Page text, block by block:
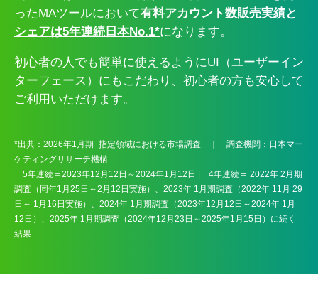
ったMAツールにおいて有料アカウント数販売実績と
シェアは5年連続日本No.1*になります。
初心者の人でも簡単に使えるようにUI（ユーザーイン
ターフェース）にもこだわり、初心者の方も安心して
ご利用いただけます。
*出典：2026年1月期_指定領域における市場調査 ｜ 調査機関：日本マー
ケティングリサーチ機構
5年連続＝2023年12月12日～2024年1月12日 | 4年連続＝ 2022年 2月期
調査（同年1月25日～2月12日実施）、2023年 1月期調査（2022年 11月 29
日～ 1月16日実施）、2024年 1月期調査（2023年12月12日～2024年 1月
12日）、2025年 1月期調査（2024年12月23日～2025年1月15日）に続く
結果